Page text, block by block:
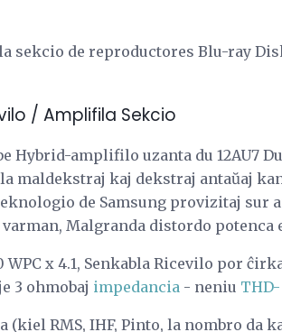
sekcio de reproductores Blu-ray
/ Amplifila Sekcio
Hybrid-amplifilo uzanta du 12AU7
maldekstraj kaj dekstraj antaŭaj
de Samsung provizitaj sur
Malgranda distordo potenca
WPC x 4.1, Senkabla Ricevilo por
3 ohmobaj impedancia - neniu THD-
(kiel RMS, IHF, Pinto, la nombro da